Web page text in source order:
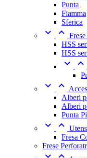
Punta
Fiamma
Sferica
 
HSS
HSS
 
 
Alberi
Alberi
Punta
 
Fresa
Frese